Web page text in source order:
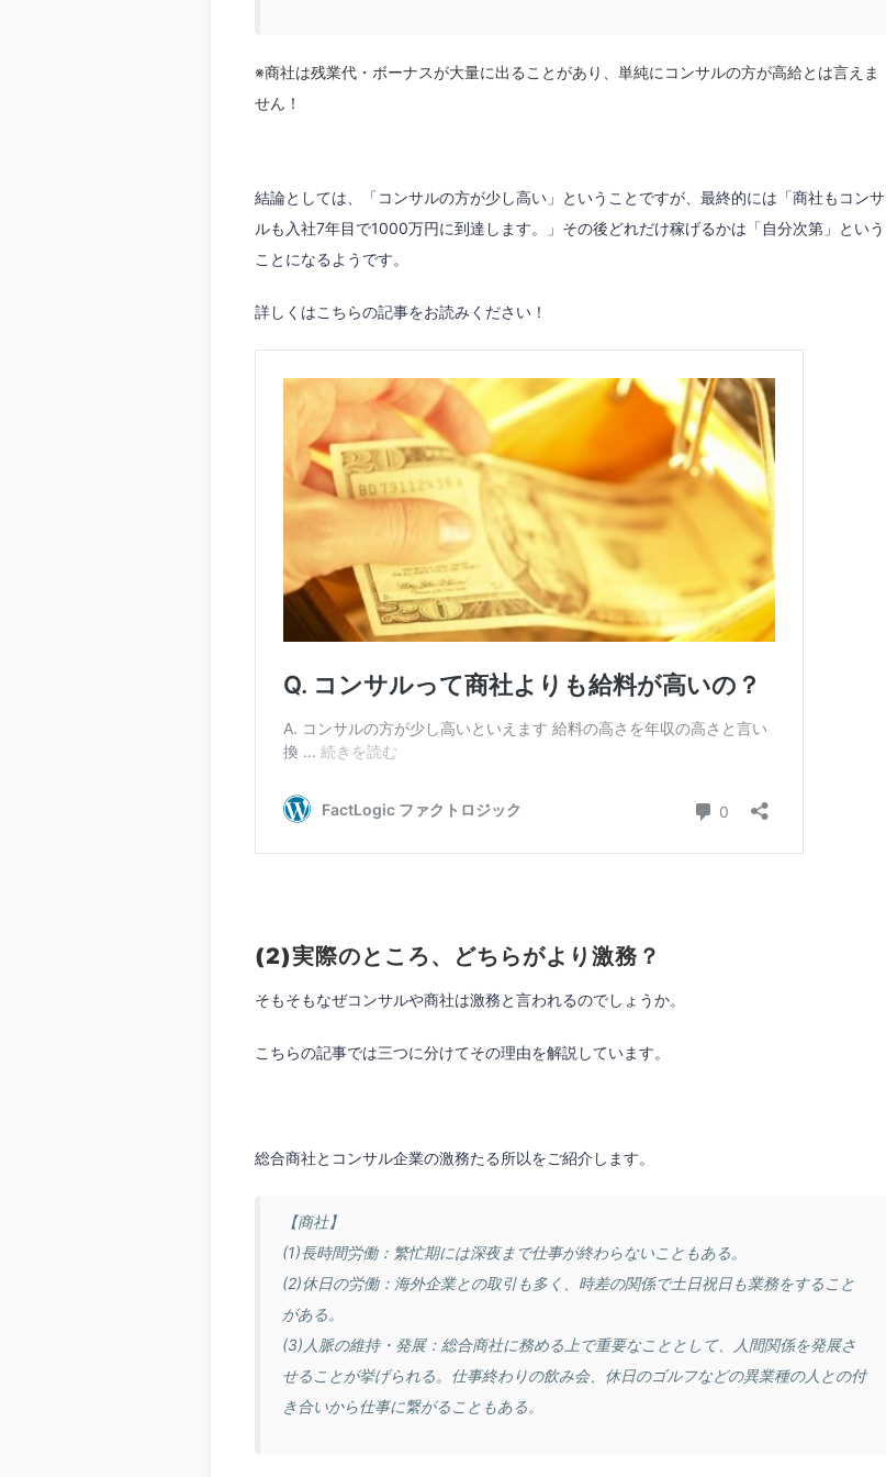
※商社は残業代・ボーナスが大量に出ることがあり、単純にコンサルの方が高給とは言えま
せん！
結論としては、「コンサルの方が少し高い」ということですが、最終的には「商社もコンサ
ルも入社7年目で1000万円に到達します。」その後どれだけ稼げるかは「自分次第」という
ことになるようです。
詳しくはこちらの記事をお読みください！
(2)実際のところ、どちらがより 激務？
そもそもなぜコンサルや商社は激務と言われるのでしょうか。
こちらの記事では三つに分けてその理由を解説しています。
総合商社とコンサル企業の激務たる所以をご紹介します。
【商社】
(1)長時間労働：繁忙期には深夜まで仕事が終わらないこともある。
(2)休日の労働：海外企業との取引も多く、時差の関係で土日祝日も業務をすること
がある。
(3)人脈の維持・発展：総合商社に務める上で重要なこととして、人間関係を発展さ
せることが挙げられる。仕事終わりの飲み会、休日のゴルフなどの異業種の人との付
き合いから仕事に繋がることもある。